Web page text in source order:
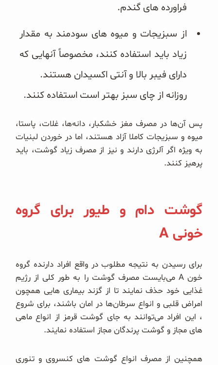
فراورده های گندم.
از سبزیجات و میوه های سودمند به مقدار
زیاد باید استفاده کنند، مخصوصاً آنهایی که
دارای فیبر بالا و آنتی اکسیدان هستند.
روزانه از چای سبز بهتر است استفاده کنند.
پس آن‌ها در مصرف مغز خشکبار، دانه‌ها، غلات، پاستا،
میوه و سبزیجات کاملا آزاد هستند، اما در خوردن لبنیات
به ویژه‌ اگر آلرژی دارند و نیز از مصرف زیاد گوشت، باید
پرهیز کنند.
گوشت دام و طیور برای گروه
خونی A
برای رسیدن به نتیجه مطلوب در واقع افراد دارنده گروه
خون A می‌بایست مصرف گوشت را به طور کلی از رژیم
غذایی خود حذف نمایند تا از گزند بیماری هایی همچون
امراض قلبی و انواع سرطان‌ها در امان باشند، برای شروع
، این افراد می‌توانند به جای گوشت قرمز از انواع ماهی
های مجاز و گوشت پرندگان مجاز استفاده نمایند.
همچنین از مصرف انواع گوشت های کنسروی و تنوری